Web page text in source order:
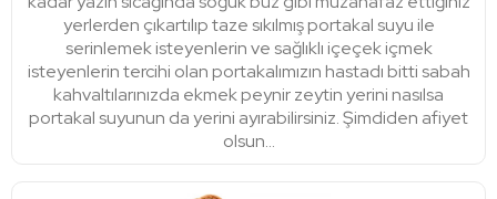
yerlerden çıkartılıp taze sıkılmış portakal suyu ile
serinlemek isteyenlerin ve sağlıklı içeçek içmek
isteyenlerin tercihi olan portakalımızın hastadı bitti sabah
kahvaltılarınızda ekmek peynir zeytin yerini nasılsa
portakal suyunun da yerini ayırabilirsiniz. Şimdiden afiyet
olsun...